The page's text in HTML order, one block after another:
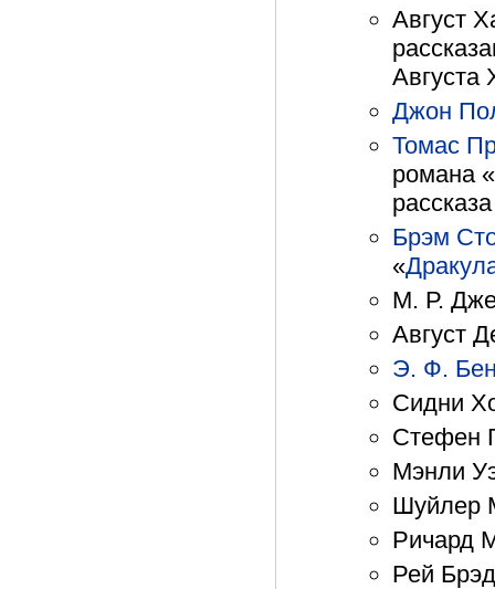
Август
Августа
Джон
Томас
романа
Брэм
«
М. Р.
Август
Э. Ф.
Сидни
Стефен
Мэнли
Шуйлер
Ричард
Рей